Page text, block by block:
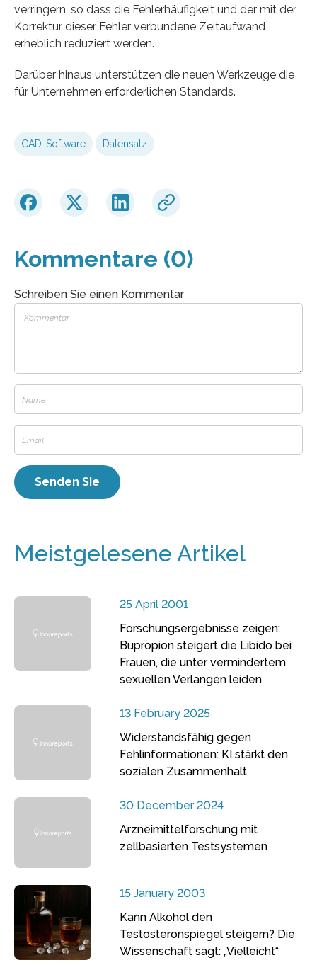
verringern, so dass die Fehlerhäufigkeit und der mit der
Korrektur dieser Fehler verbundene Zeitaufwand
erheblich reduziert werden.
Darüber hinaus unterstützen die neuen Werkzeuge die
für Unternehmen erforderlichen Standards.
CAD-Software Datensatz
Kommentare (0)
Schreiben Sie einen Kommentar
Meistgelesene Artikel
25 April 2001
Forschungsergebnisse zeigen:
Bupropion steigert die Libido bei
Frauen, die unter vermindertem
sexuellen Verlangen leiden
13 February 2025
Widerstandsfähig gegen
Fehlinformationen: KI stärkt den
sozialen Zusammenhalt
30 December 2024
Arzneimittelforschung mit
zellbasierten Testsystemen
15 January 2003
Kann Alkohol den
Testosteronspiegel steigern? Die
Wissenschaft sagt: „Vielleicht“